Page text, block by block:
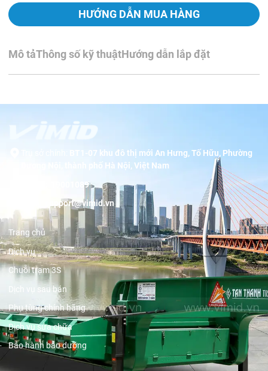
HƯỚNG DẪN MUA HÀNG
Mô tảThông số kỹ thuậtHướng dẫn lắp đặt
BT1-07 khu đô thị mới An Hưng, Tố Hữu, Phường
Dương Nội, thành phố Hà Nội, Việt Nam
19001089
support@vimid.vn
Trang chủ
Dịch vụ
Chuỗi trạm 3S
Dịch vụ sau bán
Phụ tùng chính hãng
Dịch vụ sửa chữa
Bảo hành bảo dưỡng